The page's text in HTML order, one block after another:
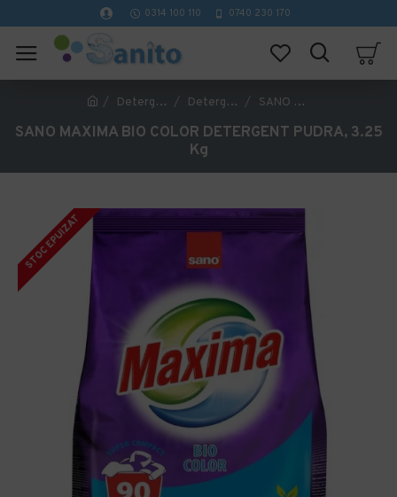
0314 100 110 0740 230 170
Detergenti profesionali curatenie Detergent Profesional Rufe si Tesaturi SANO MAXIMA BIO COLOR DETERGENT PUDRA, 3.25 Kg
SANO MAXIMA BIO COLOR DETERGENT PUDRA, 3.25
Kg
STOC EPUIZAT